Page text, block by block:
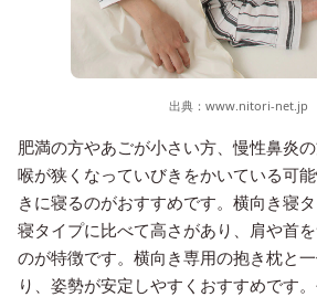
出典： www.nitori-net.jp
肥満の方やあごが小さい方、慢性鼻炎
喉が狭くなっていびきをかいている可
きに寝るのがおすすめです。横向き寝
寝タイプに比べて高さがあり、肩や首
のが特徴です。横向き専用の抱き枕と
り、姿勢が安定しやすくおすすめです。